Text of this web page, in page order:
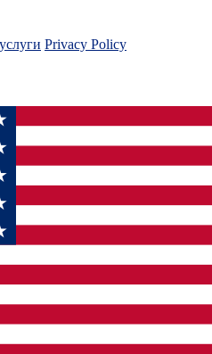
Privacy Policy